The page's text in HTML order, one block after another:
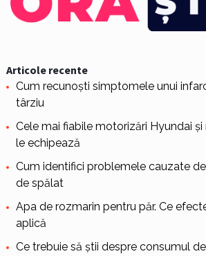
Articole recente
Cum recunoști simptomele unui
târziu
Cele mai fiabile motorizări Hyundai
le echipează
Cum identifici problemele cauzate
de spălat
Apa de rozmarin pentru păr. Ce
aplică
Ce trebuie să știi despre consumul